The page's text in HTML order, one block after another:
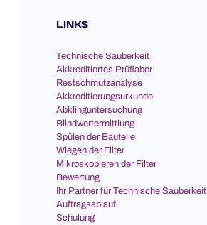
LINKS
Technische Sauberkeit
Akkreditiertes Prüflabor
Restschmutzanalyse
Akkreditierungsurkunde
Abklinguntersuchung
Blindwertermittlung
Spülen der Bauteile
Wiegen der Filter
Mikroskopieren der Filter
Bewertung
Ihr Partner für Technische Sauberkeit
Auftragsablauf
Schulung